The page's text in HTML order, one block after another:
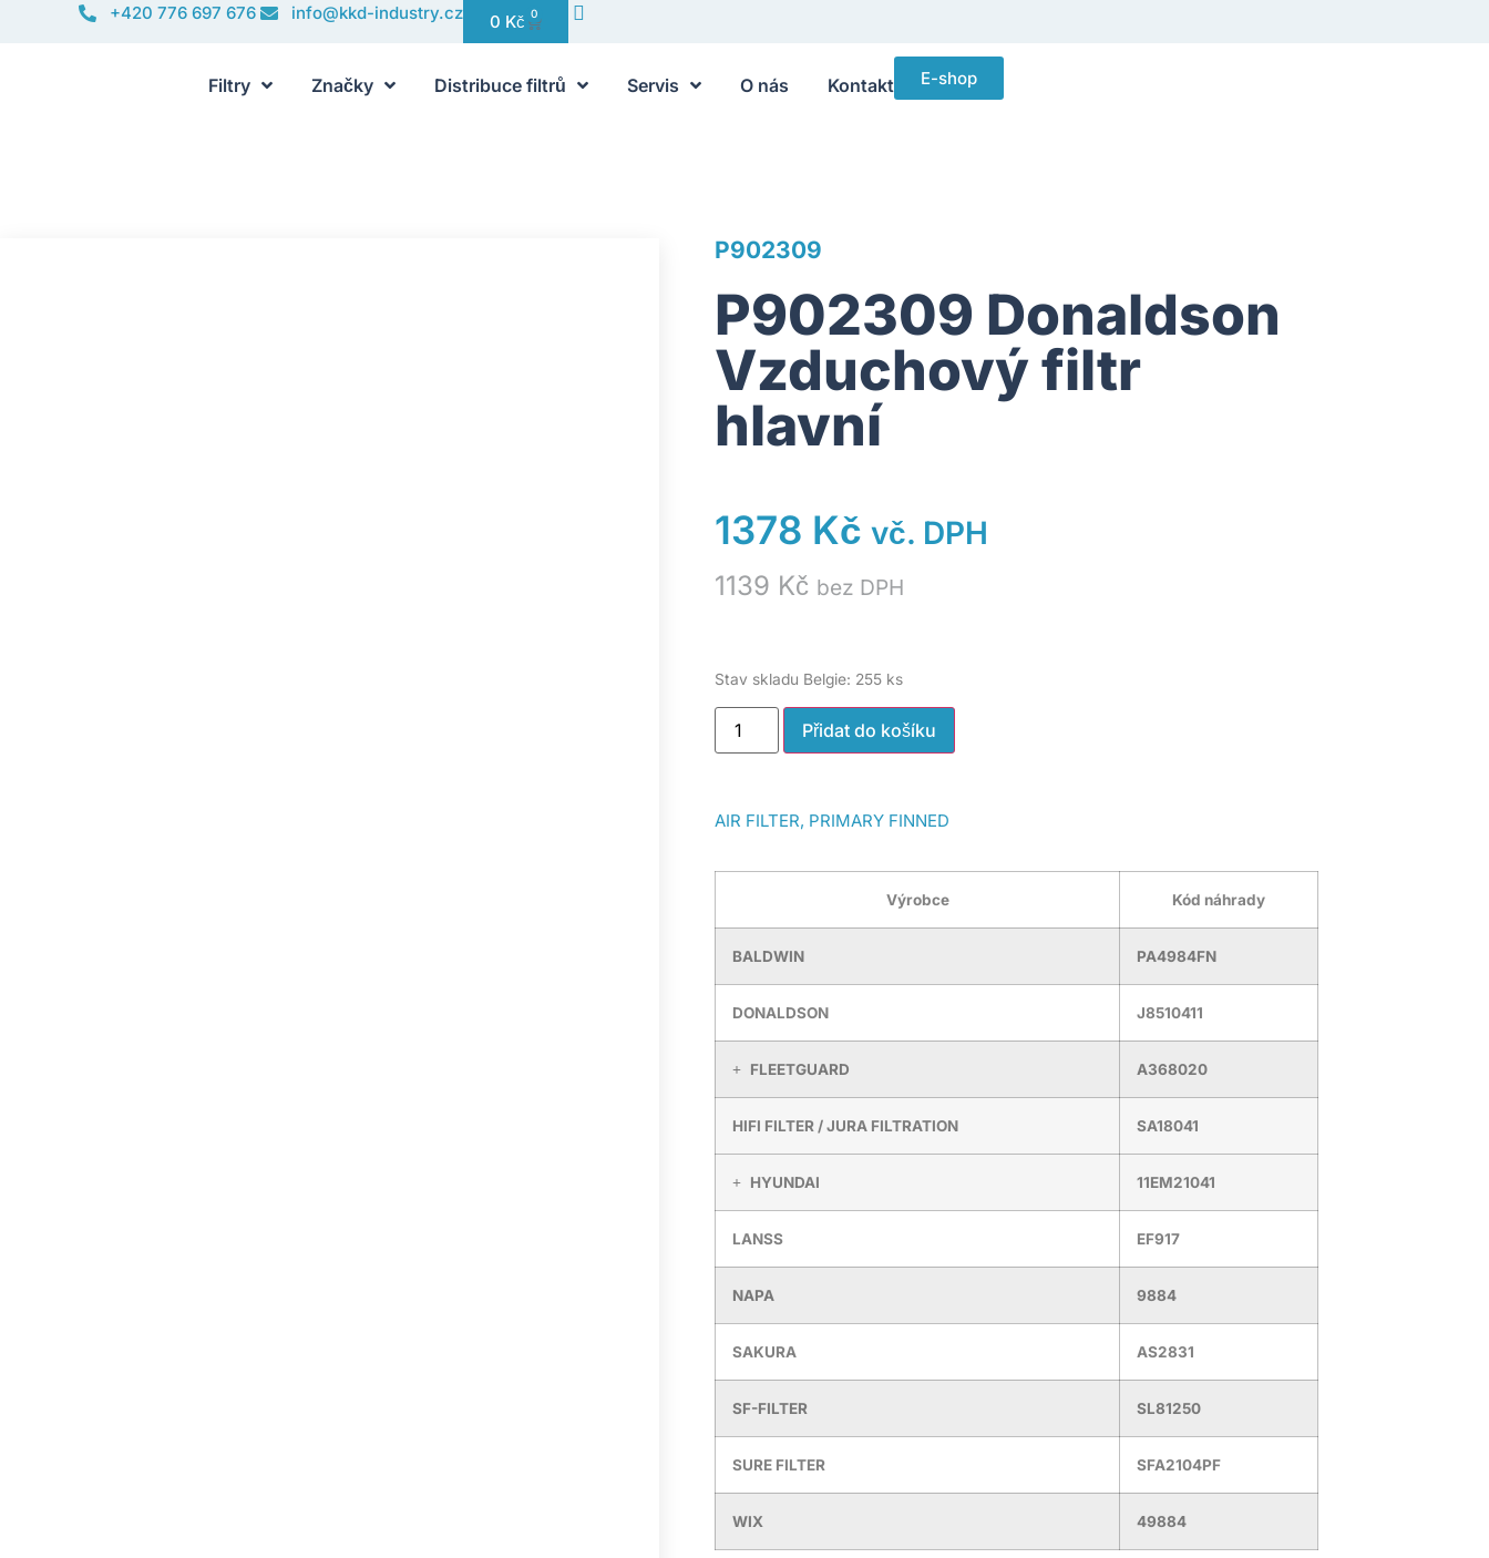
+420 776 697 676 info@kkd-industry.cz 0 Kč 0
Filtry Značky Distribuce filtrů Servis O nás Kontakt E-shop
P902309
P902309 Donaldson
Vzduchový filtr
hlavní
1378 Kč vč. DPH
1139 Kč bez DPH
Stav skladu Belgie: 255 ks
Přidat do košíku
AIR FILTER, PRIMARY FINNED
Výrobce Kód náhrady
BALDWIN PA4984FN
DONALDSON J8510411
FLEETGUARD A368020
HIFI FILTER / JURA FILTRATION SA18041
HYUNDAI 11EM21041
LANSS EF917
NAPA 9884
SAKURA AS2831
SF-FILTER SL81250
SURE FILTER SFA2104PF
WIX 49884